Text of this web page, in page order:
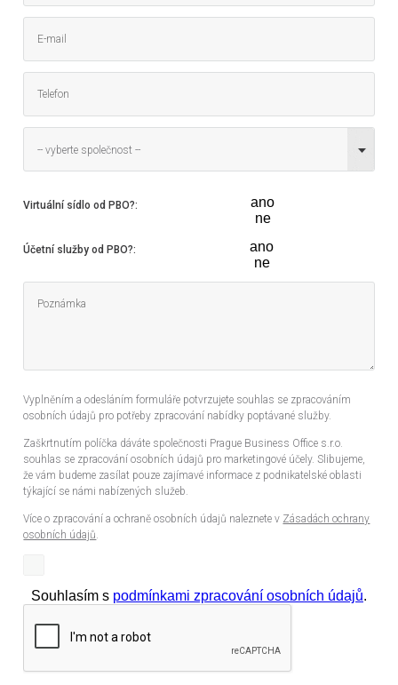
-- vyberte společnost --
Virtuální sídlo od PBO?:
ano
ne
Účetní služby od PBO?:
ano
ne
Vyplněním a odesláním formuláře potvrzujete souhlas se zpracováním
osobních údajů pro potřeby zpracování nabídky poptávané služby.
Zaškrtnutím políčka dáváte společnosti Prague Business Office s.r.o.
souhlas se zpracování osobních údajů pro marketingové účely. Slibujeme,
že vám budeme zasílat pouze zajímavé informace z podnikatelské oblasti
týkající se námi nabízených služeb.
Více o zpracování a ochraně osobních údajů naleznete v Zásadách ochrany
osobních údajů.
Souhlasím s podmínkami zpracování osobních údajů.